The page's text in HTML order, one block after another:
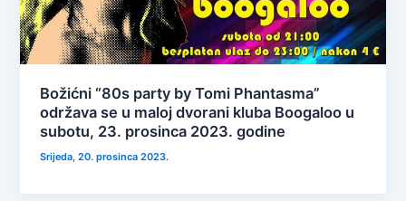
Božićni “80s party by Tomi Phantasma”
održava se u maloj dvorani kluba Boogaloo u
subotu, 23. prosinca 2023. godine
Srijeda, 20. prosinca 2023.